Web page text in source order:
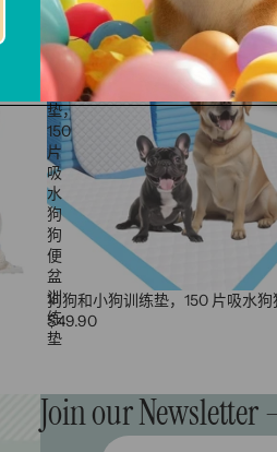
和
小
狗
训
练
垫，
150
片
吸
水
狗
狗
便
盆
训
练
垫
狗狗和小狗训练垫，150 片吸水
$49.90
Join our Newsletter